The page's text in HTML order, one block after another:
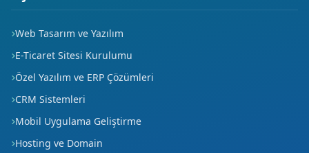
Web Tasarım ve Yazılım
E-Ticaret Sitesi Kurulumu
Özel Yazılım ve ERP Çözümleri
CRM Sistemleri
Mobil Uygulama Geliştirme
Hosting ve Domain